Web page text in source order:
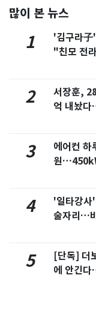
많이 본 뉴스
1
'김구라子
"친모 전
2
서장훈,
억 내놨
3
에어컨 하
원
4
'일타강사
술자리…
5
[단독] 더
에 안긴